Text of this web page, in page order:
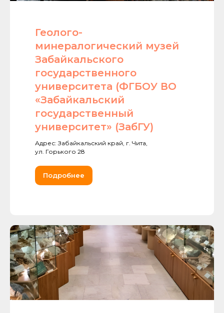
Геолого-
минералогический музей
Забайкальского
государственного
университета (ФГБОУ ВО
«Забайкальский
государственный
университет» (ЗабГУ)
Адрес: Забайкальский край, г. Чита,
ул. Горького 28
Подробнее